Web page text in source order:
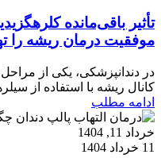
تأثیر باقی‌مانده
موفقیت درمان ریشه را
در دندانپزشکی، یکی از
کانال ریشه با استفاده از
ادامه مطلب
خرداد 11, 1404
11 خرداد 1404